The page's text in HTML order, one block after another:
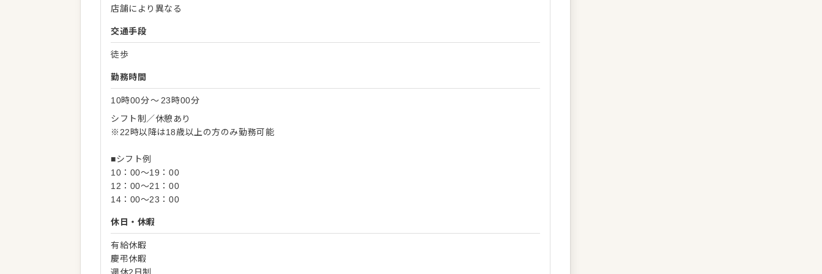
店舗により異なる
交通手段
徒歩
勤務時間
10時00分〜 23時00分
シフト制／休憩あり
※22時以降は18歳以上の方のみ勤務可能
■シフト例
10：00～19：00
12：00～21：00
14：00～23：00
休日・休暇
有給休暇
慶弔休暇